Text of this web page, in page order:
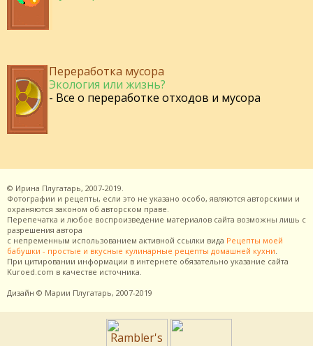
Переработка мусора
Экология или жизнь?
- Все о переработке отходов и мусора
© Ирина Плугатарь, 2007-2019.
Фотографии и рецепты, если это не указано особо, являются авторскими и
охраняются законом об авторском праве.
Перепечатка и любое воспроизведение материалов сайта возможны лишь с
разрешения автора
с непременным использованием активной ссылки вида Рецепты моей
бабушки - простые и вкусные кулинарные рецепты домашней кухни
При цитировании информации в интернете обязательно указание сайта
Kuroed.com в качестве источника.
Дизайн © Марии Плугатарь, 2007-2019